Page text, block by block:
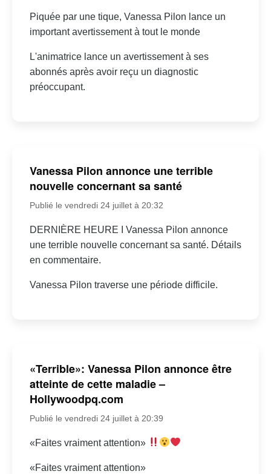
Piquée par une tique, Vanessa Pilon lance un
important avertissement à tout le monde
L'animatrice lance un avertissement à ses
abonnés après avoir reçu un diagnostic
préoccupant.
Vanessa Pilon annonce une terrible
nouvelle concernant sa santé
Publié le vendredi 24 juillet à 20:32
DERNIÈRE HEURE I Vanessa Pilon annonce
une terrible nouvelle concernant sa santé. Détails
en commentaire.
Vanessa Pilon traverse une période difficile.
«Terrible»: Vanessa Pilon annonce être
atteinte de cette maladie –
Hollywoodpq.com
Publié le vendredi 24 juillet à 20:39
«Faites vraiment attention»
«Faites vraiment attention»